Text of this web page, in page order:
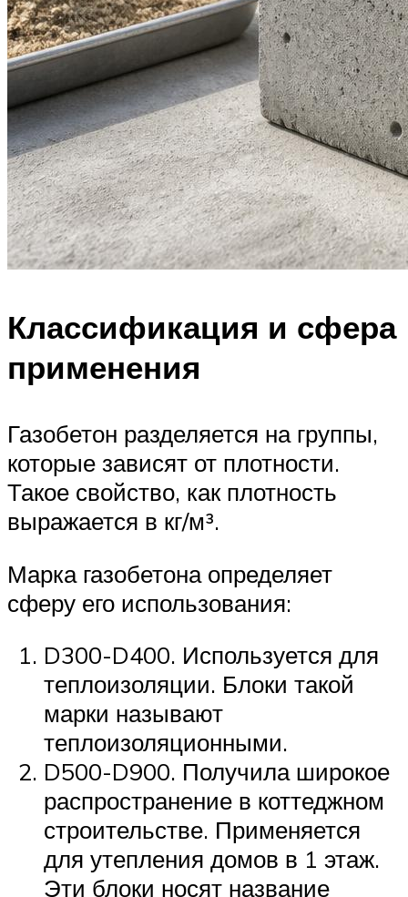
Классификация и сфера
применения
Газобетон разделяется на группы,
которые зависят от плотности.
Такое свойство, как плотность
выражается в кг/м³.
Марка газобетона определяет
сферу его использования:
D300-D400. Используется для
теплоизоляции. Блоки такой
марки называют
теплоизоляционными.
D500-D900. Получила широкое
распространение в коттеджном
строительстве. Применяется
для утепления домов в 1 этаж.
Эти блоки носят название